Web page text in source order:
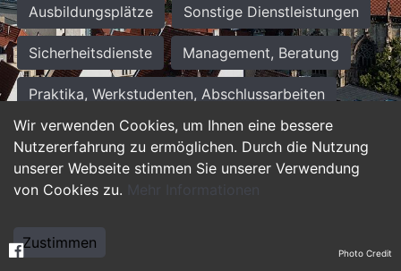
Wir verwenden Cookies, um Ihnen eine bessere
Nutzererfahrung zu ermöglichen. Durch die Nutzung
unserer Webseite stimmen Sie unserer Verwendung
von Cookies zu. Mehr Informationen
Zustimmen
Ausbildungsplätze Sonstige Dienstleistungen
Sicherheitsdienste Management, Beratung
Praktika, Werkstudenten, Abschlussarbeiten
Personalwesen Assistenz, Sekretariat
Hilfskräfte, Aushilfs- und Nebenjobs
Weiterbildung, Studium, duale Ausbildung Photo Credit